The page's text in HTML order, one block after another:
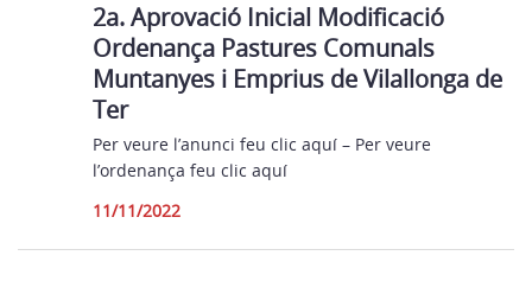
2a. Aprovació Inicial Modificació
Ordenança Pastures Comunals
Muntanyes i Emprius de Vilallonga de
Ter
Per veure l’anunci feu clic aquí – Per veure
l’ordenança feu clic aquí
11/11/2022